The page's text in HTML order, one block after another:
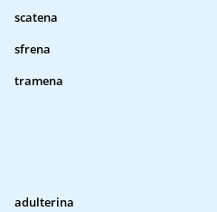
scatena
sfrena
tramena
adulterina